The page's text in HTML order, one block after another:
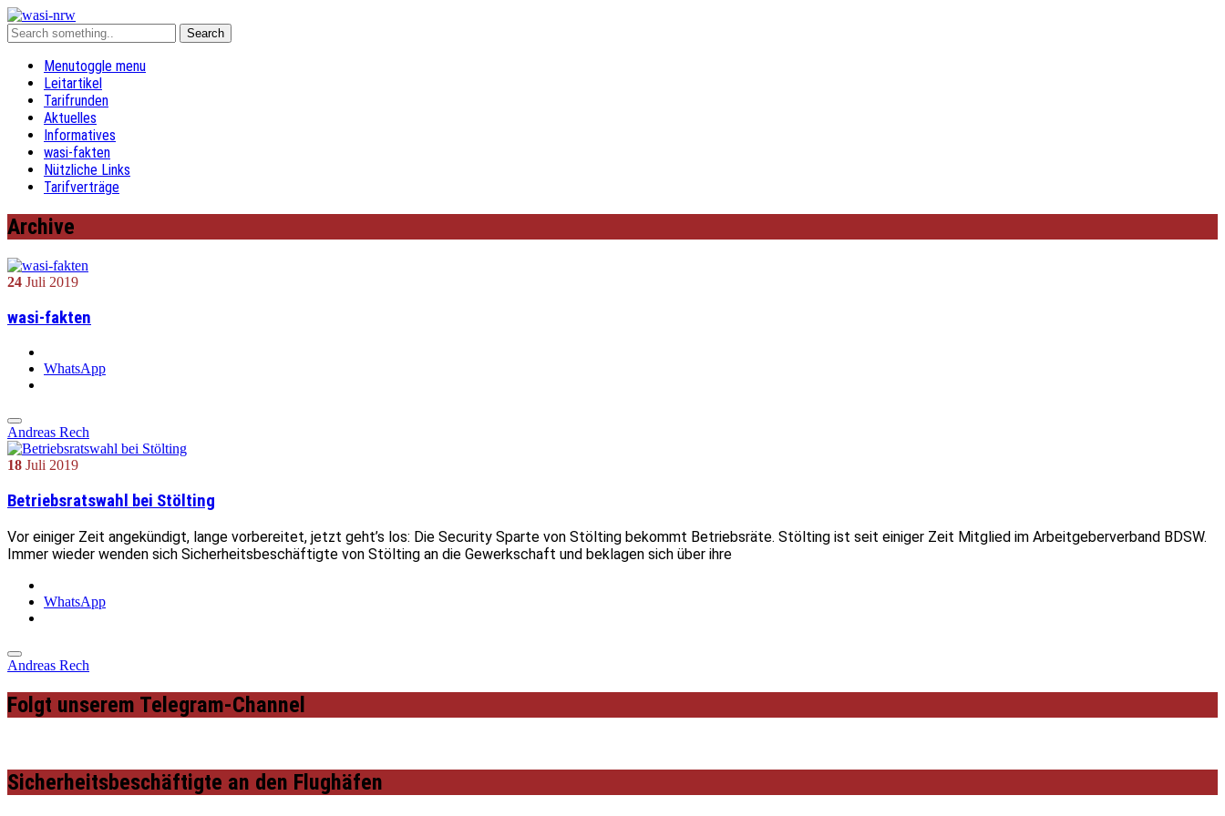
Menutoggle menu
Leitartikel
Tarifrunden
Aktuelles
Informatives
wasi-fakten
Nützliche Links
Tarifverträge
Archive
24 Juli 2019
wasi-fakten
WhatsApp
Andreas Rech
18 Juli 2019
Betriebsratswahl bei Stölting
Vor einiger Zeit angekündigt, lange vorbereitet, jetzt geht’s los: Die Security Sparte von Stölting bekommt Betriebsräte. Stölting ist seit einiger Zeit Mitglied im Arbeitgeberverband BDSW.
Immer wieder wenden sich Sicherheitsbeschäftigte von Stölting an die Gewerkschaft und beklagen sich über ihre
WhatsApp
Andreas Rech
Folgt unserem Telegram-Channel
Sicherheitsbeschäftigte an den Flughäfen